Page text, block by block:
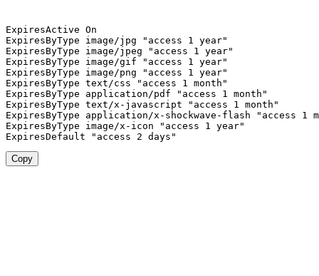
ExpiresActive On
ExpiresByType image /jpg
"access 1 year"
ExpiresByType image /jpeg
"access 1 year"
ExpiresByType image /gif
"access 1 year"
ExpiresByType image /png
"access 1 year"
ExpiresByType text /css
"access 1 month"
ExpiresByType application /pdf
"access 1 month"
ExpiresByType text /x - javascript
"access 1 month"
ExpiresByType application /x - shockwave - flash
"access 1
ExpiresByType image /x - icon
"access 1 year"
ExpiresDefault
"access 2 days"
Copy